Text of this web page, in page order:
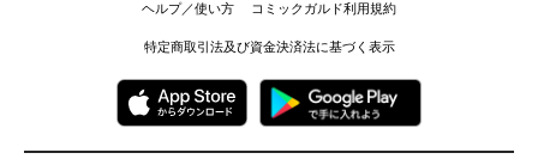
ヘルプ／使い方 コミックガルド利用規約
特定商取引法及び資金決済法に基づく表示